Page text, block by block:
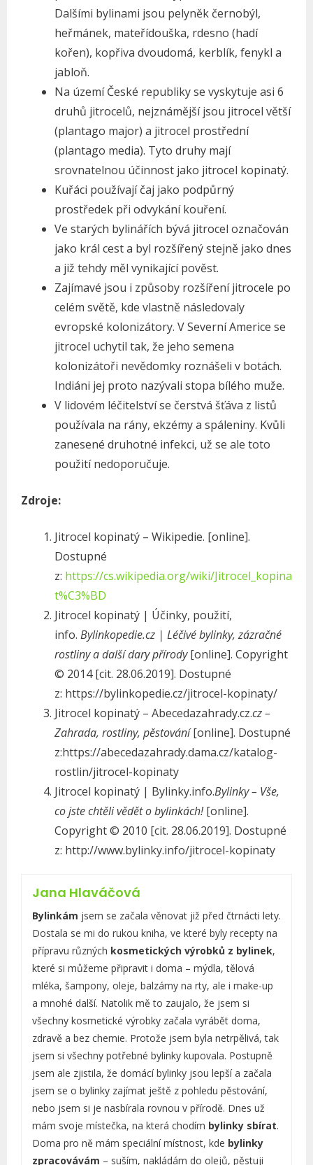
Dalšími bylinami jsou pelyněk černobýl,
heřmánek, mateřídouška, rdesno (hadí
kořen), kopřiva dvoudomá, kerblík, fenykl a
jabloň.
Na území České republiky se vyskytuje asi 6
druhů jitrocelů, nejznámější jsou jitrocel větší
(plantago major) a jitrocel prostřední
(plantago media). Tyto druhy mají
srovnatelnou účinnost jako jitrocel kopinatý.
Kuřáci používají čaj jako podpůrný
prostředek při odvykání kouření.
Ve starých bylinářích bývá jitrocel označován
jako král cest a byl rozšířený stejně jako dnes
a již tehdy měl vynikající pověst.
Zajímavé jsou i způsoby rozšíření jitrocele po
celém světě, kde vlastně následovaly
evropské kolonizátory. V Severní Americe se
jitrocel uchytil tak, že jeho semena
kolonizátoři nevědomky roznášeli v botách.
Indiáni jej proto nazývali stopa bílého muže.
V lidovém léčitelství se čerstvá šťáva z listů
používala na rány, ekzémy a spáleniny. Kvůli
zanesené druhotné infekci, už se ale toto
použití nedoporučuje.
Zdroje:
Jitrocel kopinatý – Wikipedie. [online].
Dostupné
z: https://cs.wikipedia.org/wiki/Jitrocel_kopina
t%C3%BD
Jitrocel kopinatý | Účinky, použití,
info. Bylinkopedie.cz | Léčivé bylinky, zázračné
rostliny a další dary přírody[online]. Copyright
© 2014 [cit. 28.06.2019]. Dostupné
z: https://bylinkopedie.cz/jitrocel-kopinaty/
Jitrocel kopinatý – Abecedazahrady.cz.cz –
Zahrada, rostliny, pěstování[online]. Dostupné
z:https://abecedazahrady.dama.cz/katalog-
rostlin/jitrocel-kopinaty
Jitrocel kopinatý | Bylinky.info.Bylinky – Vše,
co jste chtěli vědět o bylinkách![online].
Copyright © 2010 [cit. 28.06.2019]. Dostupné
z: http://www.bylinky.info/jitrocel-kopinaty
Jana Hlaváčová
Bylinkám jsem se začala věnovat již před čtrnácti lety.
Dostala se mi do rukou kniha, ve které byly recepty na
přípravu různých kosmetických výrobků z bylinek,
které si můžeme připravit i doma – mýdla, tělová
mléka, šampony, oleje, balzámy na rty, ale i make-up
a mnohé další. Natolik mě to zaujalo, že jsem si
všechny kosmetické výrobky začala vyrábět doma,
zdravě a bez chemie. Protože jsem byla netrpělivá, tak
jsem si všechny potřebné bylinky kupovala. Postupně
jsem ale zjistila, že domácí bylinky jsou lepší a začala
jsem se o bylinky zajímat ještě z pohledu pěstování,
nebo jsem si je nasbírala rovnou v přírodě. Dnes už
mám svoje místečka, na která chodím bylinky sbírat.
Doma pro ně mám speciální místnost, kde bylinky
zpracovávám – suším, nakládám do olejů, pěstuji